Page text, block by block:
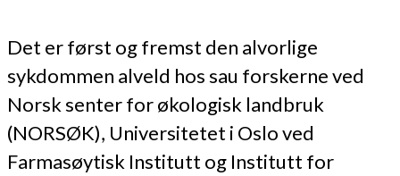
Det er først og fremst den alvorlige
sykdommen alveld hos sau forskerne ved
Norsk senter for økologisk landbruk
(NORSØK), Universitetet i Oslo ved
Farmasøytisk Institutt og Institutt for